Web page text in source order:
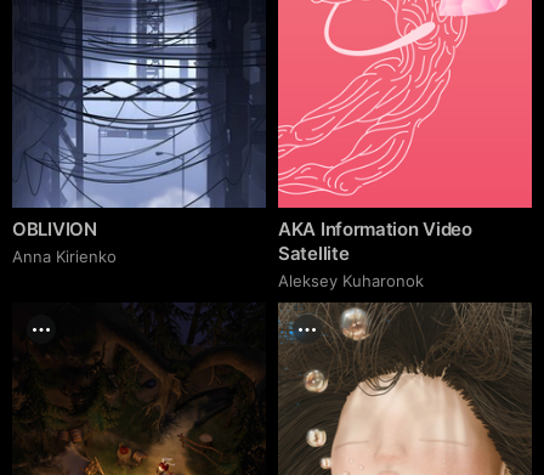
OBLIVION
Anna Kirienko
AKA Information Video
Satellite
Aleksey Kuharonok